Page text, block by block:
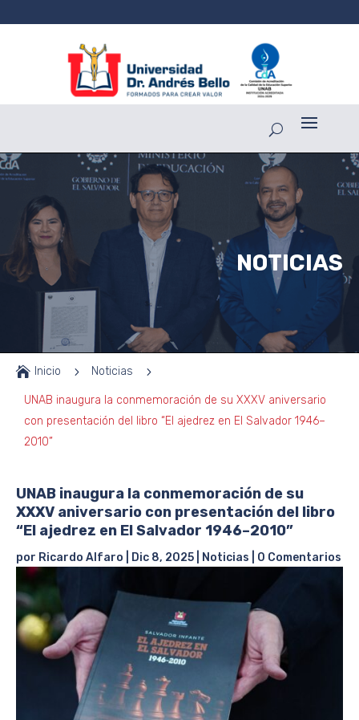
NOTICIAS
 Inicio 5 Noticias 5
UNAB inaugura la conmemoración de su XXXV aniversario
con presentación del libro “El ajedrez en El Salvador 1946–
2010”
UNAB inaugura la conmemoración de su
XXXV aniversario con presentación del libro
“El ajedrez en El Salvador 1946–2010”
por Ricardo Alfaro Dic 8, 2025 Noticias 0 Comentarios